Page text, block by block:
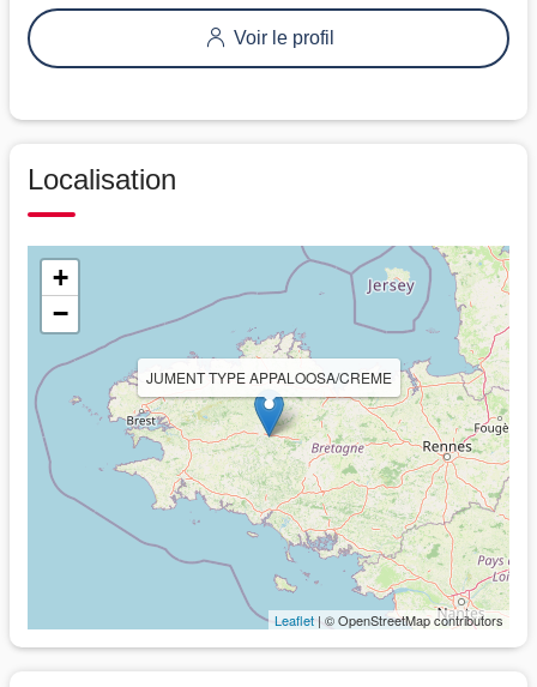
Voir le profil
Localisation
JUMENT TYPE APPALOOSA/CREME
+
−
Leaflet | © OpenStreetMap contributors